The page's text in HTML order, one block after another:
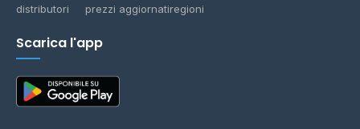
distributori prezzi aggiornatiregioni
Scarica l'app